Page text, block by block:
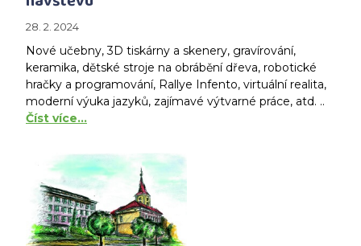
28. 2. 2024
Nové učebny, 3D tiskárny a skenery, gravírování,
keramika, dětské stroje na obrábění dřeva, robotické
hračky a programování, Rallye Infento, virtuální realita,
moderní výuka jazyků, zajímavé výtvarné práce, atd. ..
Číst více…